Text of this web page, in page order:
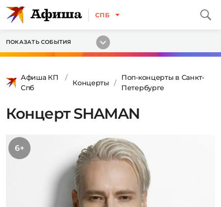
СПБ
ПОКАЗАТЬ СОБЫТИЯ
Афиша КП
Спб
Концерты
Поп-концерты в Санкт-
Петербурге
Концерт SHAMAN
6+